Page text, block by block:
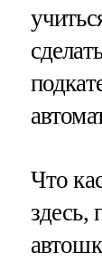
Что
здесь,